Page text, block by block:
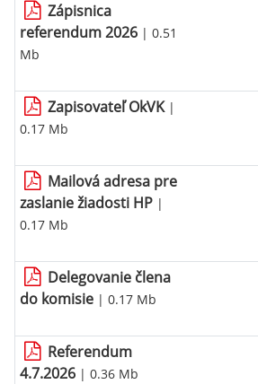
Zápisnica
referendum 2026 | 0.51
Mb
Zapisovateľ OkVK|
0.17 Mb
Mailová adresa pre
zaslanie žiadosti HP |
0.17 Mb
Delegovanie člena
do komisie | 0.17 Mb
Referendum
4.7.2026 | 0.36 Mb